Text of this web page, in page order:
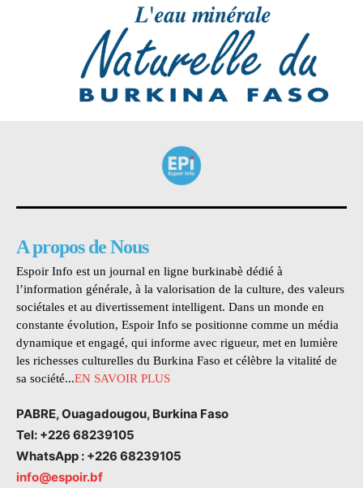
A propos de Nous
Espoir Info est un journal en ligne burkinabè dédié à
l’information générale, à la valorisation de la culture, des valeurs
sociétales et au divertissement intelligent. Dans un monde en
constante évolution, Espoir Info se positionne comme un média
dynamique et engagé, qui informe avec rigueur, met en lumière
les richesses culturelles du Burkina Faso et célèbre la vitalité de
sa société...EN SAVOIR PLUS
PABRE, Ouagadougou, Burkina Faso
Tel: +226 68239105
WhatsApp : +226 68239105
info@espoir.bf